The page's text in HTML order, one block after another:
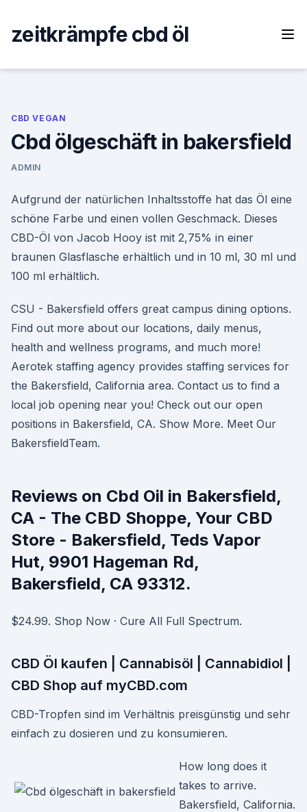
content
zeitkrämpfe cbd öl
CBD VEGAN
Cbd ölgeschäft in bakersfield
ADMIN
Aufgrund der natürlichen Inhaltsstoffe hat das Öl eine
schöne Farbe und einen vollen Geschmack. Dieses
CBD-Öl von Jacob Hooy ist mit 2,75% in einer
braunen Glasflasche erhältlich und in 10 ml, 30 ml und
100 ml erhältlich.
CSU - Bakersfield offers great campus dining options.
Find out more about our locations, daily menus,
health and wellness programs, and much more!
Aerotek staffing agency provides staffing services for
the Bakersfield, California area. Contact us to find a
local job opening near you! Check out our open
positions in Bakersfield, CA. Show More. Meet Our
BakersfieldTeam.
Reviews on Cbd Oil in Bakersfield,
CA - The CBD Shoppe, Your CBD
Store - Bakersfield, Teds Vapor
Hut, 9901 Hageman Rd,
Bakersfield, CA 93312.
$24.99. Shop Now · Cure All Full Spectrum.
CBD Öl kaufen | Cannabisöl | Cannabidiol |
CBD Shop auf myCBD.com
CBD-Tropfen sind im Verhältnis preisgünstig und sehr
einfach zu dosieren und zu konsumieren.
How long does it
takes to arrive.
Bakersfield, California.